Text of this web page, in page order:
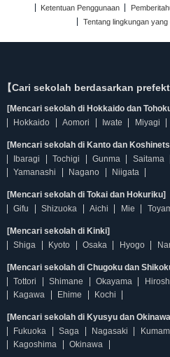
Ketentuan Penggunaan
Tentang lingkungan
【Cari sekolah berdasarkan
[Mencari sekolah di Hokkaido dan
Hokkaido
Aomori Iwate Miyagi
[Mencari sekolah di Kanto dan
Ibaragi
Tochigi Gunma Saitama
Yamanashi
Nagano Niigata
[Mencari sekolah di Tokai dan Hokuriku]
Gifu
Shizuoka Aichi Mie
[Mencari sekolah di Kinki]
Shiga
Kyoto Osaka Hyogo
[Mencari sekolah di Chugoku dan
Tottori
Shimane Okayama
Kagawa
Ehime Kochi
[Mencari sekolah di Kyusyu dan
Fukuoka
Saga Nagasaki
Kagoshima
Okinawa